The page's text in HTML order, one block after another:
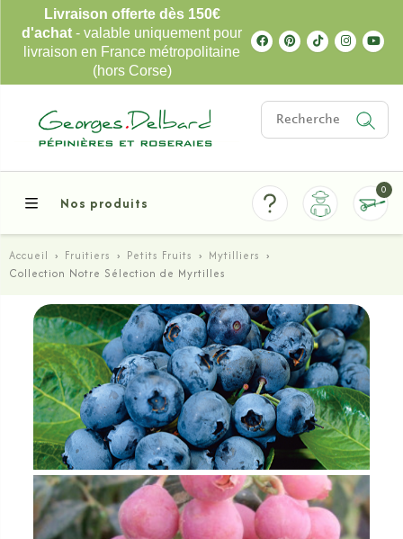
Livraison offerte dès 150€
d'achat - valable uniquement pour
livraison en France métropolitaine
(hors Corse)
Nos produits
0
Accueil › Fruitiers › Petits Fruits › Mytilliers ›
Collection Notre Sélection de Myrtilles